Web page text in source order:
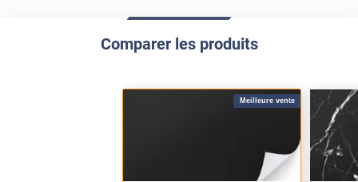
Comparer les produits
Meilleure vente